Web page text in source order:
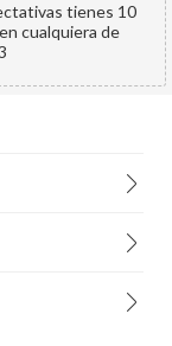
tienes 10
cualquiera de